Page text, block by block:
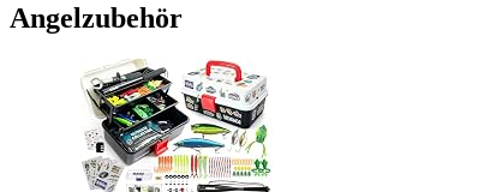
Angelzubehör